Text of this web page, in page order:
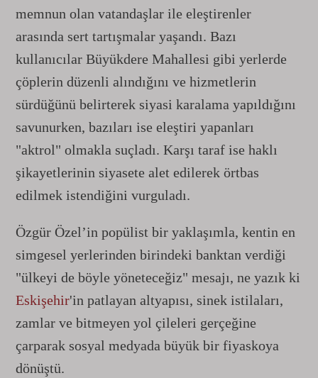
memnun olan vatandaşlar ile eleştirenler
arasında sert tartışmalar yaşandı. Bazı
kullanıcılar Büyükdere Mahallesi gibi yerlerde
çöplerin düzenli alındığını ve hizmetlerin
sürdüğünü belirterek siyasi karalama yapıldığını
savunurken, bazıları ise eleştiri yapanları
"aktrol" olmakla suçladı. Karşı taraf ise haklı
şikayetlerinin siyasete alet edilerek örtbas
edilmek istendiğini vurguladı.
Özgür Özel’in popülist bir yaklaşımla, kentin en
simgesel yerlerinden birindeki banktan verdiği
"ülkeyi de böyle yöneteceğiz" mesajı, ne yazık ki
Eskişehir'in patlayan altyapısı, sinek istilaları,
zamlar ve bitmeyen yol çileleri gerçeğine
çarparak sosyal medyada büyük bir fiyaskoya
dönüştü.